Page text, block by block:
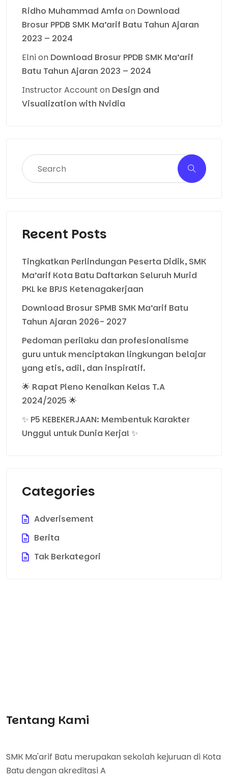
Ridho Muhammad Amfa on Download
Brosur PPDB SMK Ma’arif Batu Tahun Ajaran
2023 – 2024
Elnion Download Brosur PPDB SMK Ma’arif
Batu Tahun Ajaran 2023 – 2024
Instructor Accounton Design and
Visualization with Nvidia
Recent Posts
Tingkatkan Perlindungan Peserta Didik, SMK
Ma’arif Kota Batu Daftarkan Seluruh Murid
PKL ke BPJS Ketenagakerjaan
Download Brosur SPMB SMK Ma’arif Batu
Tahun Ajaran 2026- 2027
Pedoman perilaku dan profesionalisme
guru untuk menciptakan lingkungan belajar
yang etis, adil, dan inspiratif.
🌟 Rapat Pleno Kenaikan Kelas T.A
2024/2025 🌟
✨ P5 KEBEKERJAAN: Membentuk Karakter
Unggul untuk Dunia Kerja! ✨
Categories
Adverisement
Berita
Tak Berkategori
Tentang Kami
SMK Ma'arif Batu merupakan sekolah kejuruan di Kota
Batu dengan akreditasi A